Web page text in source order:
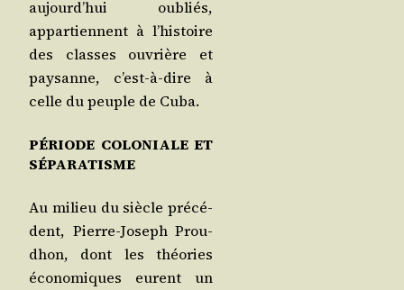
aujourd’­hui oubliés,
appar­tiennent à l’his­toire
des classes ouvrière et
pay­sanne, c’est-à-dire à
celle du peuple de Cuba.
PÉRIODE COLONIALE ET
SÉPARATISME
Au milieu du siècle pré­cé­
dent, Pierre-Joseph Prou­
dhon, dont les théo­ries
éco­no­miques eurent un